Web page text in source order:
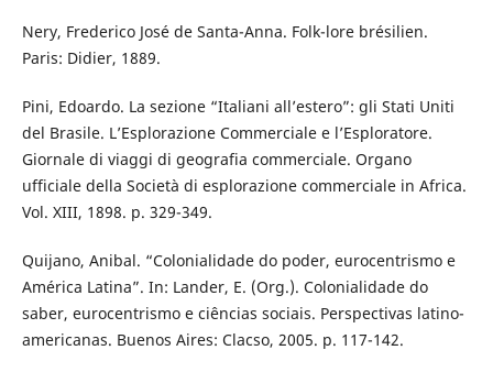
Nery, Frederico José de Santa-Anna. Folk-lore brésilien.
Paris: Didier, 1889.
Pini, Edoardo. La sezione “Italiani all’estero”: gli Stati Uniti
del Brasile. L’Esplorazione Commerciale e l’Esploratore.
Giornale di viaggi di geografia commerciale. Organo
ufficiale della Società di esplorazione commerciale in Africa.
Vol. XIII, 1898. p. 329-349.
Quijano, Anibal. “Colonialidade do poder, eurocentrismo e
América Latina”. In: Lander, E. (Org.). Colonialidade do
saber, eurocentrismo e ciências sociais. Perspectivas latino-
americanas. Buenos Aires: Clacso, 2005. p. 117-142.